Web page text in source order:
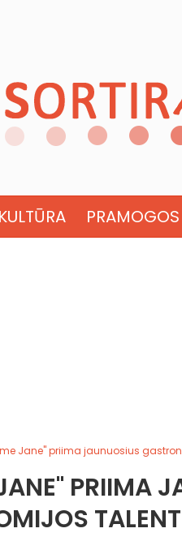
KULTŪRA PRAMOGOS
Jane" priima jaunuosius
PRIIMA